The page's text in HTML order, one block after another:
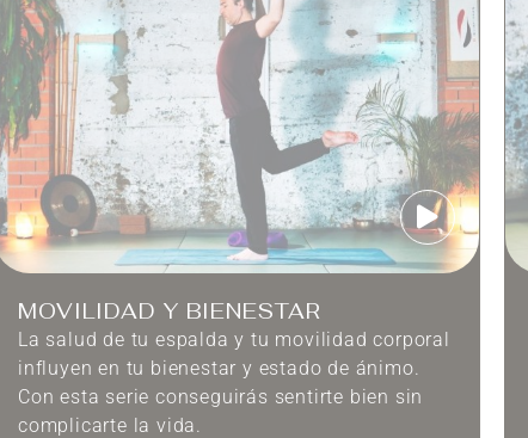
MOVILIDAD Y BIENESTAR
La salud de tu espalda y tu movilidad corporal
influyen en tu bienestar y estado de ánimo.
Con esta serie conseguirás sentirte bien sin
complicarte la vida.